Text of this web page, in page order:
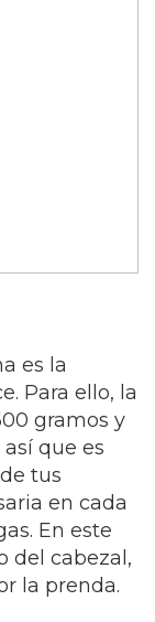
es la
Para ello, la
gramos y
que es
tus
en cada
En este
del cabezal,
la prenda.